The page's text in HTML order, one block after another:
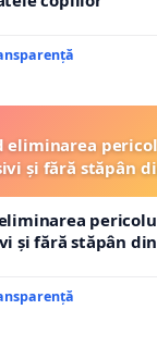
eliminarea
și fără stăpân
și fără stăpân